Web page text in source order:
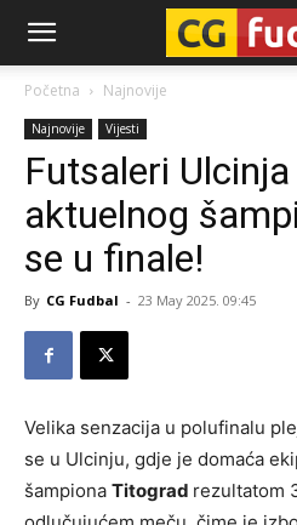
CG-
Fudbal
Početna Najnovije
Najnovije Vijesti
Futsaleri
aktuelnog
se u finale!
By CG Fudbal - 23 May 2025. 09:45
Velika senzacija u polufinalu
se u Ulcinju, gdje je domaća
šampiona Titograd rezultatom